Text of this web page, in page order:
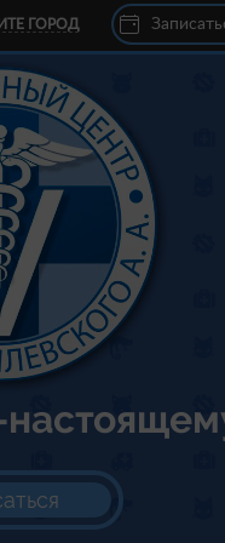
ГОРОД